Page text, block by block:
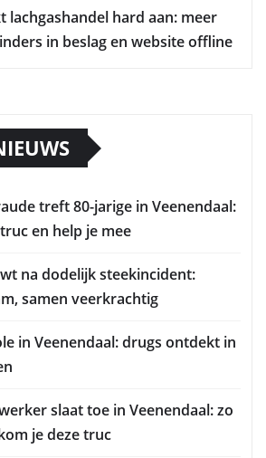
lachgashandel hard aan: meer
in beslag en website offline
treft 80-jarige in Veenendaal:
en help je mee
na dodelijk steekincident:
samen veerkrachtig
in Veenendaal: drugs ontdekt in
slaat toe in Veenendaal: zo
je deze truc